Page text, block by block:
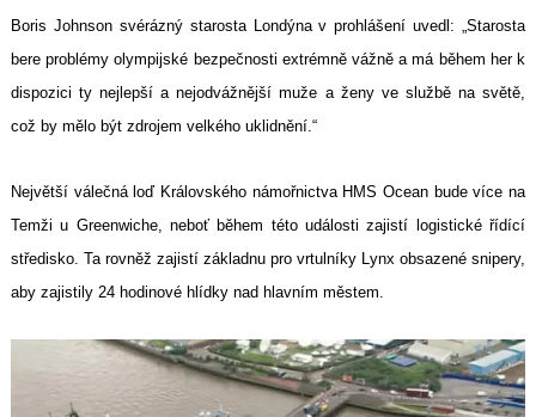
Boris Johnson svérázný starosta Londýna v prohlášení uvedl: „Starosta
bere problémy olympijské bezpečnosti extrémně vážně a má během her k
dispozici ty nejlepší a nejodvážnější muže a ženy ve službě na světě,
což by mělo být zdrojem velkého uklidnění.“
Největší válečná loď Královského námořnictva HMS Ocean bude více na
Temži u Greenwiche, neboť během této události zajistí logistické řídící
středisko. Ta rovněž zajistí základnu pro vrtulníky Lynx obsazené snipery,
aby zajistily 24 hodinové hlídky nad hlavním městem.